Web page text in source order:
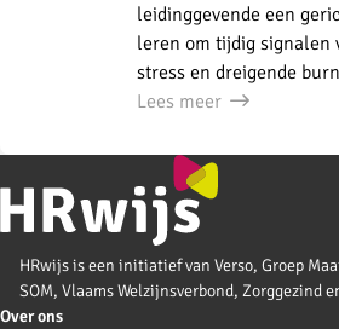
leidinggevende een
leren om tijdig signalen
stress en dreigende
Lees meer
HRwijs is een initiatief van Verso, Groep
SOM, Vlaams Welzijnsverbond, Zorggezind
Over ons